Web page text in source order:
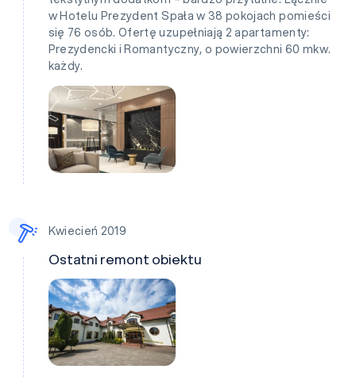
w Hotelu Prezydent Spała w 38 pokojach pomieści
się 76 osób. Ofertę uzupełniają 2 apartamenty:
Prezydencki i Romantyczny, o powierzchni 60 mkw.
każdy.
Kwiecień 2019
Ostatni remont obiektu